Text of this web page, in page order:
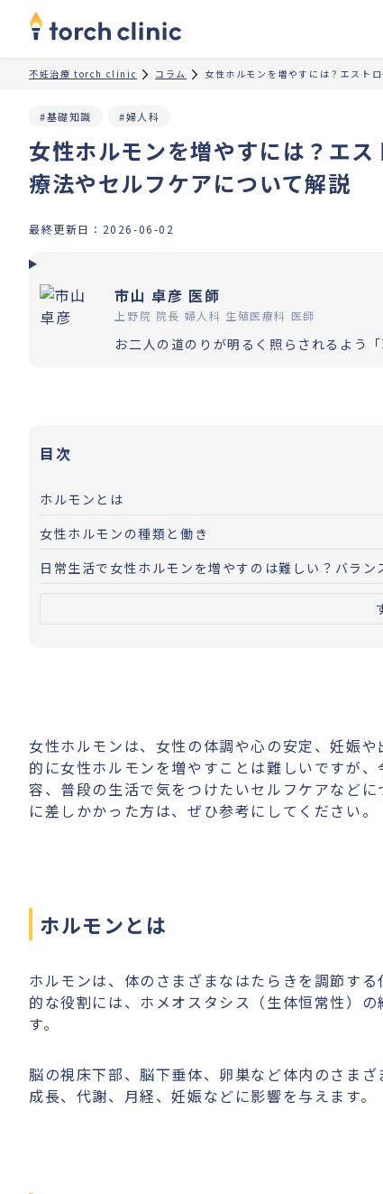
不妊治療 torch clinic コラム 女性ホルモンを増やすには？エスト
女性ホルモンを増やすには？エ
療法やセルフケアについて解説
#基礎知識 #婦人科
最終更新日： 2026-06-02
市山 卓彦 医師
上野院 院長 婦人科 生殖医療科 医師
目次
ホルモンとは
女性ホルモンの種類と働き
日常生活で女性ホルモンを増やすのは難しい？バラン
女性ホルモンは、女性の体調や心の安定、妊娠
的に女性ホルモンを増やすことは難しいですが
容、普段の生活で気をつけたいセルフケアなど
に差しかかった方は、ぜひ参考にしてください。
ホルモンとは
ホルモンは、体のさまざまなはたらきを調節す
的な役割には、ホメオスタシス（生体恒常性）
す。
脳の視床下部、脳下垂体、卵巣など体内のさま
成長、代謝、月経、妊娠などに影響を与えます。